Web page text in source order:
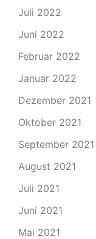
Juli 2022
Juni 2022
Februar 2022
Januar 2022
Dezember 2021
Oktober 2021
September 2021
August 2021
Juli 2021
Juni 2021
Mai 2021